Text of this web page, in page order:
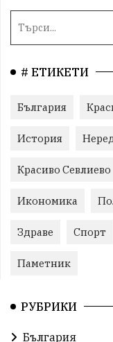
# ЕТИКЕТИ
България
История
Красиво Севлиево
Икономика
Здраве Спорт
Паметник
РУБРИКИ
България